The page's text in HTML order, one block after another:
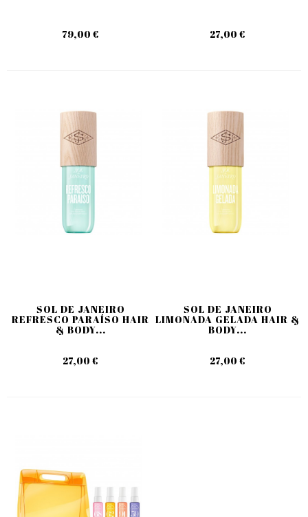
79,00 € 27,00 €
SOL DE JANEIRO
REFRESCO PARAÍSO HAIR
& BODY...
27,00 €
SOL DE JANEIRO
LIMONADA GELADA HAIR &
BODY...
27,00 €